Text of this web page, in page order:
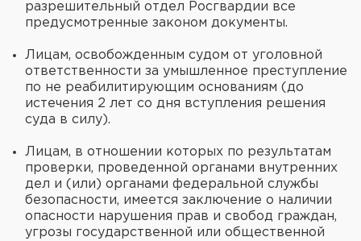
разрешительный отдел Росгвардии все
предусмотренные законом документы.
Лицам, освобожденным судом от уголовной
ответственности за умышленное преступление
по не реабилитирующим основаниям (до
истечения 2 лет со дня вступления решения
суда в силу).
Лицам, в отношении которых по результатам
проверки, проведенной органами внутренних
дел и (или) органами федеральной службы
безопасности, имеется заключение о наличии
опасности нарушения прав и свобод граждан,
угрозы государственной или общественной